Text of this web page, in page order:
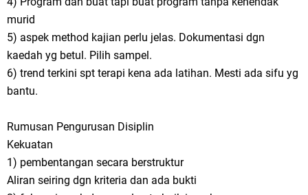
murid
5) aspek method kajian perlu jelas. Dokumentasi dgn
kaedah yg betul. Pilih sampel.
6) trend terkini spt terapi kena ada latihan. Mesti ada sifu yg
bantu.
Rumusan Pengurusan Disiplin
Kekuatan
1) pembentangan secara berstruktur
Aliran seiring dgn kriteria dan ada bukti